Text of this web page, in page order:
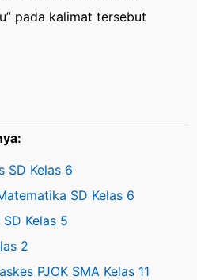
pada kalimat tersebut
SD Kelas 6
SD Kelas 6
Kelas 5
2
PJOK SMA Kelas 11